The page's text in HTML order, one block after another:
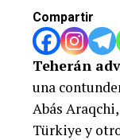
Compartir
Teherán
una
Abás
Türkiye y